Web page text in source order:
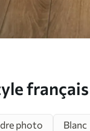
photo Blanc